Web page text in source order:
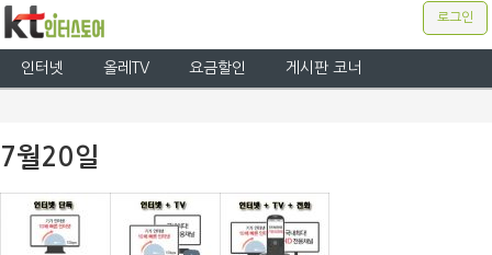
로그인
인터넷 올레TV 요금할인 게시판 코너
7월20일